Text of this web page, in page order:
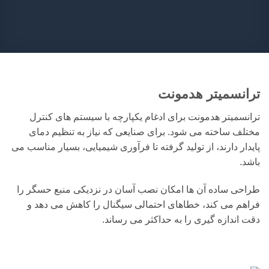
ترانسمیتر هدمونت
ترانسمیتر هدمونت برای ادغام یکپارچه با سیستم های کنترل
مختلف ساخته می شود. برای صنایعی که نیاز به تنظیم دمای
پایدار دارند، از تولید گرفته تا فرآوری شیمیایی، بسیار مناسب می
باشد.
طراحی ساده آن ها امکان نصب آسان در نزدیکی منبع حسگر را
فراهم می کند، خطاهای احتمالی سیگنال را کاهش می دهد و
دقت اندازه گیری را به حداکثر می رساند.